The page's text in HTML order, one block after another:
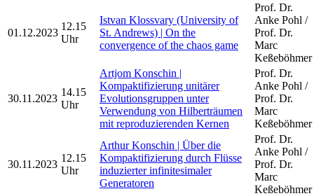
01.12.2023
12.15
Uhr
Istvan Klossvary (University of
St. Andrews) | On the
convergence of the chaos game
Prof. Dr.
Anke Pohl /
Prof. Dr.
Marc
Keßeböhmer
30.11.2023
14.15
Uhr
Artjom Konschin |
Kompaktifizierung unitärer
Evolutionsgruppen unter
Verwendung von Hilberträumen
mit reproduzierenden Kernen
Prof. Dr.
Anke Pohl /
Prof. Dr.
Marc
Keßeböhmer
30.11.2023
12.15
Uhr
Arthur Konschin | Über die
Kompaktifizierung durch Flüsse
induzierter infinitesimaler
Generatoren
Prof. Dr.
Anke Pohl /
Prof. Dr.
Marc
Keßeböhmer